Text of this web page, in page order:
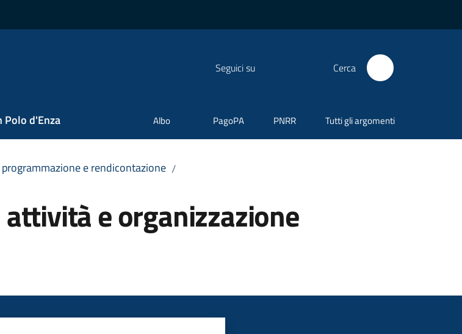
Seguici su Cerca
Polo d'Enza Albo PagoPA PNRR Tutti gli argomenti
e rendicontazione /
e organizzazione